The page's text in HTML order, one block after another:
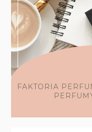
FAKTORIA